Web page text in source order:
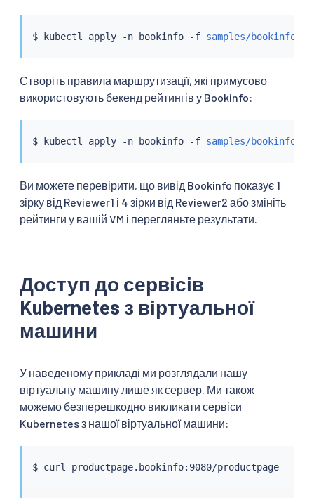
$ kubectl apply -n bookinfo -f samples/bookinfo/
Створіть правила маршрутизації, які примусово
використовують бекенд рейтингів у Bookinfo:
$ kubectl apply -n bookinfo -f samples/bookinfo/
Ви можете перевірити, що вивід Bookinfo показує 1
зірку від Reviewer1 і 4 зірки від Reviewer2 або змініть
рейтинги у вашій VM і перегляньте результати.
Доступ до сервісів
Kubernetes з віртуальної
машини
У наведеному прикладі ми розглядали нашу
віртуальну машину лише як сервер. Ми також
можемо безперешкодно викликати сервіси
Kubernetes з нашої віртуальної машини:
$ curl productpage.bookinfo:9080/productpage